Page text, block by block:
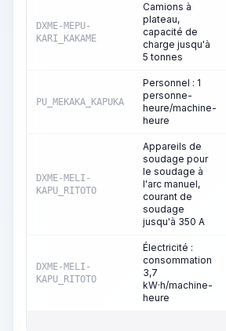
DXME-MEPU-
KARI_KAKAME
Camions à
plateau,
capacité de
charge jusqu'à
5 tonnes
PU_MEKAKA_KAPUKA
Personnel : 1
personne-
heure/machine-
heure
DXME-MELI-
KAPU_RITOTO
Appareils de
soudage pour
le soudage à
l'arc manuel,
courant de
soudage
jusqu'à 350 A
DXME-MELI-
KAPU_RITOTO
Électricité :
consommation
3,7
kW·h/machine-
heure